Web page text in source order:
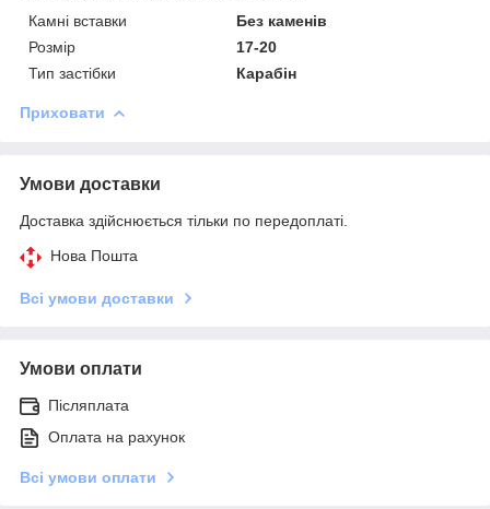
Камні вставки
Без каменів
Розмір
17-20
Тип застібки
Карабін
Приховати
Умови доставки
Доставка здійснюється тільки по передоплаті.
Нова Пошта
Всі умови доставки
Умови оплати
Післяплата
Оплата на рахунок
Всі умови оплати